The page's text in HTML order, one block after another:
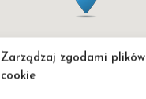
Zarządzaj zgodami plików
cookie